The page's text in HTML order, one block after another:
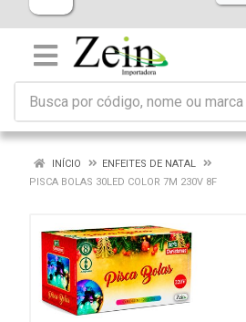
INÍCIO
ENFEITES DE NATAL
PISCA BOLAS 30LED COLOR 7M 230V 8F